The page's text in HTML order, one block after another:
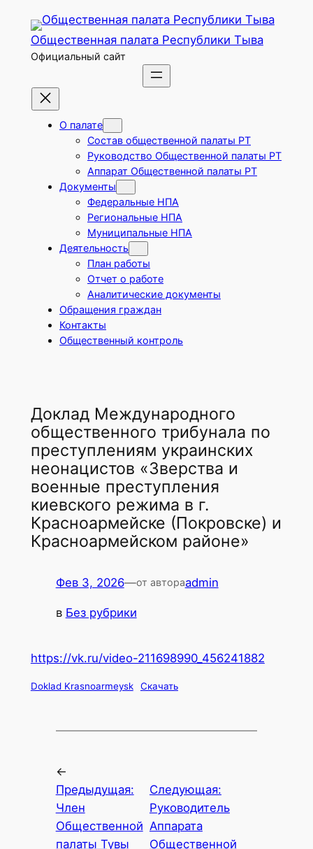
Перейти
содержимому
Общественная палата Республики Тыва
Официальный сайт
О палате
Состав общественной палаты РТ
Руководство Общественной палаты РТ
Аппарат Общественной палаты РТ
Документы
Федеральные НПА
Региональные НПА
Муниципальные НПА
Деятельность
План работы
Отчет о работе
Аналитические документы
Обращения граждан
Контакты
Общественный контроль
Доклад Международного
общественного трибунала по
преступлениям украинских
неонацистов «Зверства и
военные преступления
киевского режима в г.
Красноармейске (Покровске) и
Красноармейском районе»
Фев 3, 2026—от автораadmin
в Без рубрики
https://vk.ru/video-211698990_456241882
Doklad Krasnoarmeysk Скачать
←
Предыдущая:
Член
Общественной
палаты Тувы
Следующая:
Руководитель
Аппарата
Общественной